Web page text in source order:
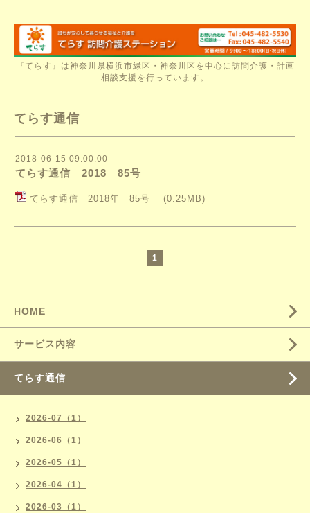
『てらす』は神奈川県横浜市緑区・神奈川区を中心に訪問介護・計画
相談支援を行っています。
てらす通信
2018-06-15 09:00:00
てらす通信 2018 85号
てらす通信 2018年 85号 (0.25MB)
1
HOME
サービス内容
てらす通信
2026-07（1）
2026-06（1）
2026-05（1）
2026-04（1）
2026-03（1）